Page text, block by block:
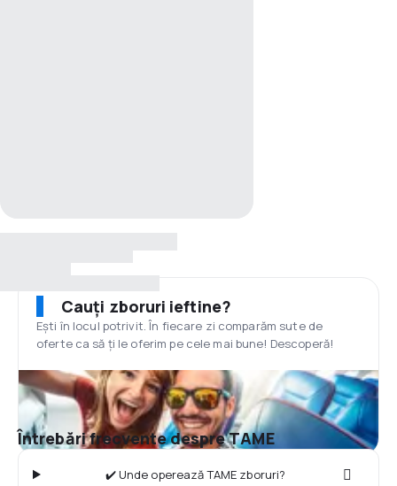
Cauți zboruri ieftine?
Ești în locul potrivit. În fiecare zi comparăm sute de
oferte ca să ți le oferim pe cele mai bune! Descoperă!
Întrebări frecvente despre TAME
✔️ Unde operează TAME zboruri?